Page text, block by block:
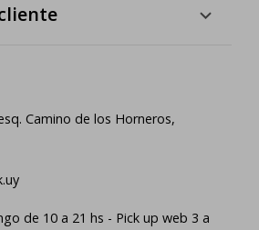
Camino de los Horneros,
de 10 a 21 hs - Pick up web 3 a